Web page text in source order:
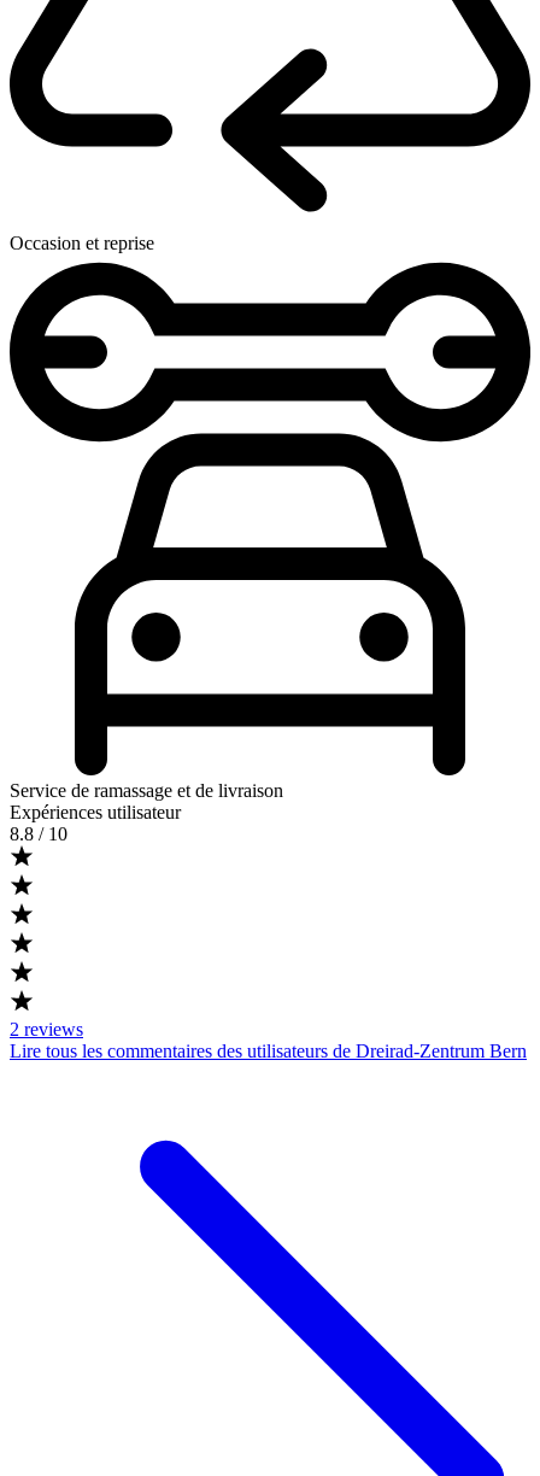
Occasion et reprise
Service de ramassage et de livraison
Expériences utilisateur
8.8 / 10
2 reviews
Lire tous les commentaires des utilisateurs de Dreirad-Zentrum Bern